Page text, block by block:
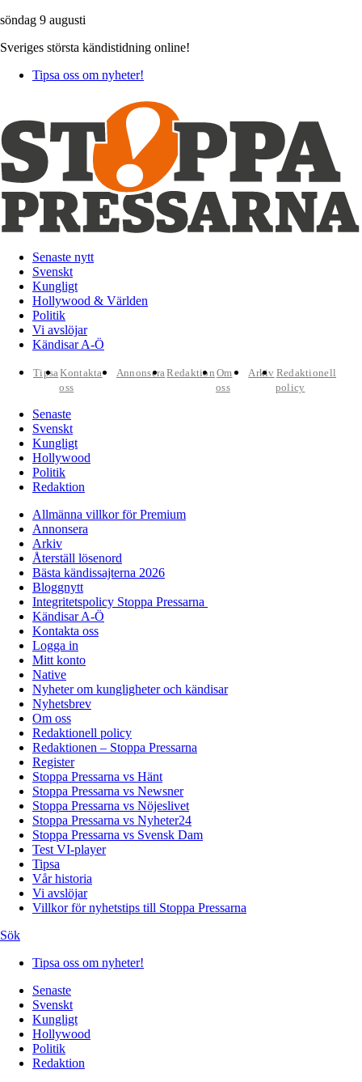
söndag 9 augusti
Sveriges största kändistidning online!
Tipsa oss om nyheter!
Senaste nytt
Svenskt
Kungligt
Hollywood & Världen
Politik
Vi avslöjar
Kändisar A-Ö
TipsaKontakta
oss
AnnonseraRedaktion Om
oss
Arkiv Redaktionell
policy
Senaste
Svenskt
Kungligt
Hollywood
Politik
Redaktion
Allmänna villkor för Premium
Annonsera
Arkiv
Återställ lösenord
Bästa kändissajterna 2026
Bloggnytt
Integritetspolicy Stoppa Pressarna
Kändisar A-Ö
Kontakta oss
Logga in
Mitt konto
Native
Nyheter om kungligheter och kändisar
Nyhetsbrev
Om oss
Redaktionell policy
Redaktionen – Stoppa Pressarna
Register
Stoppa Pressarna vs Hänt
Stoppa Pressarna vs Newsner
Stoppa Pressarna vs Nöjeslivet
Stoppa Pressarna vs Nyheter24
Stoppa Pressarna vs Svensk Dam
Test VI-player
Tipsa
Vår historia
Vi avslöjar
Villkor för nyhetstips till Stoppa Pressarna
Sök
Tipsa oss om nyheter!
Senaste
Svenskt
Kungligt
Hollywood
Politik
Redaktion